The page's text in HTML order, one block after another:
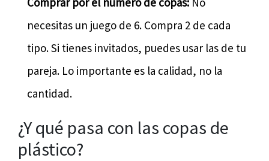
necesitas un juego de 6. Compra 2 de cada
tipo. Si tienes invitados, puedes usar las de tu
pareja. Lo importante es la calidad, no la
cantidad.
¿Y qué pasa con las copas de
plástico?